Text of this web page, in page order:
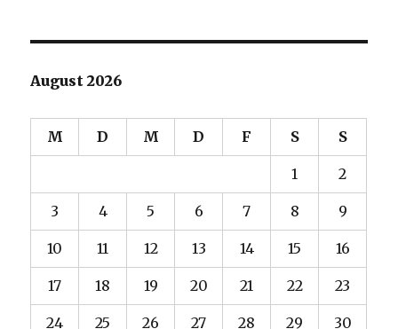
August 2026
M D M D F S S
1 2
3 4 5 6 7 8 9
10 11 12 13 14 15 16
17 18 19 20 21 22 23
24 25 26 27 28 29 30